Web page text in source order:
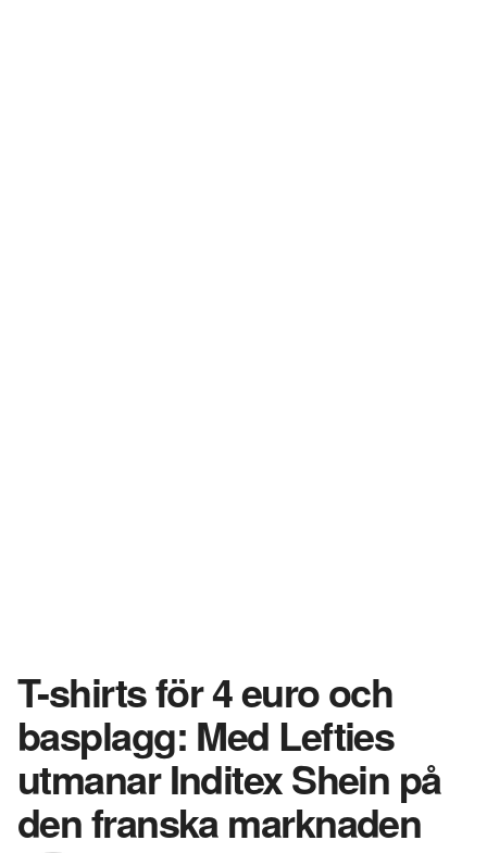
T-shirts för 4 euro och
basplagg: Med Lefties
utmanar Inditex Shein på
den franska marknaden